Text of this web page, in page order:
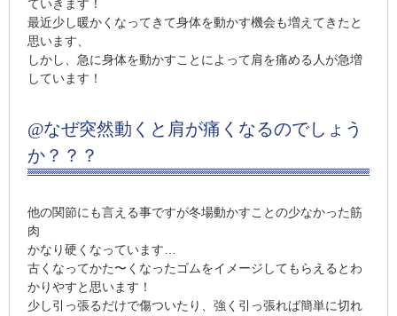
ていきます！
最近少し暖かくなってきて身体を動かす機会も増えてきたと
思います、
しかし、急に身体を動かすことによって肩を痛める人が急増
しています！
@なぜ突然動くと肩が痛くなるのでしょう
か？？？
他の関節にも言える事ですが冬場動かすことの少なかった筋
肉
かなり硬くなっています…
古くなってかた〜くなったゴムをイメージしてもらえるとわ
かりやすと思います！
少し引っ張るだけで傷ついたり、強く引っ張れば簡単に切れ